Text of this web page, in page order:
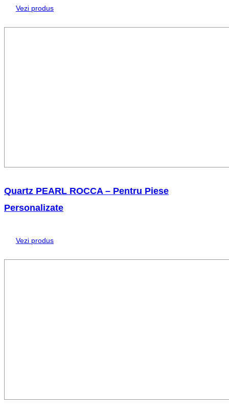
Vezi produs
Quartz PEARL ROCCA – Pentru Piese
Personalizate
Vezi produs